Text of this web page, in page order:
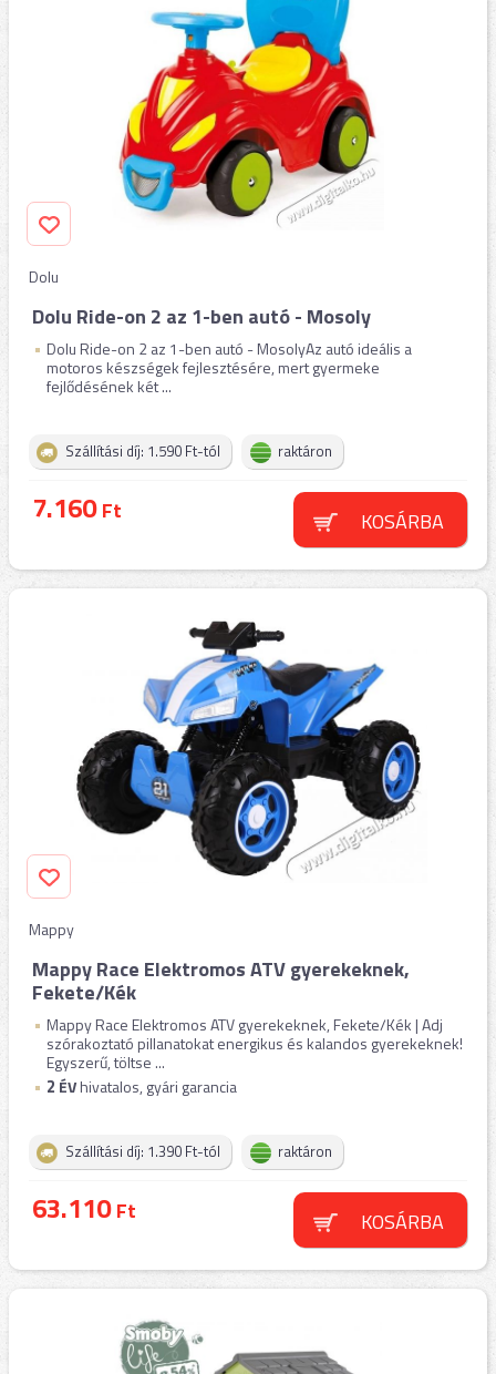
Dolu
Dolu Ride-on 2 az 1-ben autó - Mosoly
Dolu Ride-on 2 az 1-ben autó - MosolyAz autó ideális a
motoros készségek fejlesztésére, mert gyermeke
fejlődésének két ...
Szállítási díj: 1.590 Ft-tól raktáron
7.160Ft KOSÁRBA
Mappy
Mappy Race Elektromos ATV gyerekeknek,
Fekete/Kék
Mappy Race Elektromos ATV gyerekeknek, Fekete/Kék | Adj
szórakoztató pillanatokat energikus és kalandos gyerekeknek!
Egyszerű, töltse ...
2 ÉVhivatalos, gyári garancia
Szállítási díj: 1.390 Ft-tól raktáron
63.110Ft KOSÁRBA